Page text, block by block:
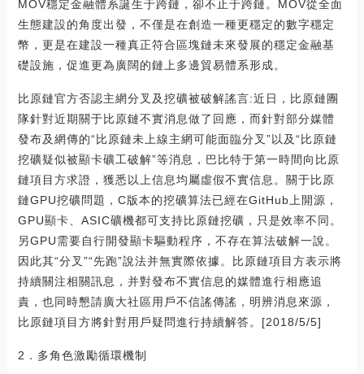
MOV穩定金融體系誕生于跨鏈，卻不止于跨鏈。MOV從全面
生態建設的角度出發，不僅是在創造一種更穩定的數字穩定
幣，更是在建設一種真正符合區塊鏈未來發展的穩定金融基
礎設施，促進更為廣闊的鏈上多邊貿易體系形成。
比原鏈官方否認主網分叉及挖礦被破解謠言:近日，比原鏈團
隊針對近期關于比原鏈不實消息做了回應，而針對部分媒體
發布及網傳的“比原鏈未上線主網可能面臨分叉”以及“比原鏈
挖礦疑似被顯卡礦工破解”等消息，巴比特于第一時間向比原
鏈項目方求證，獲悉以上信息均屬虛假不實信息。關于比原
鏈GPU挖礦問題，C版本的挖礦算法已經在GitHub上開源，
GPU顯卡、ASIC礦機都可支持比原鏈挖礦，只是效率不同。
另GPU需要自行開發顯卡驅動程序，不存在算法破解一說。
因此其“分叉”“先跑”說法并無實際依據。比原鏈項目方表示將
持續關注相關訊息，并對發布不實信息的媒體進行相應追
責，也同時懇請廣大社區用戶不信謠傳謠，明辨消息來源，
比原鏈項目方將針對用戶疑問進行持續解答。[2018/5/5]
2．多角色激勵循環機制